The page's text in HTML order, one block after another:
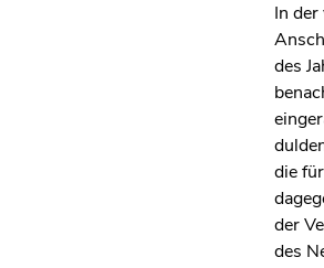
In
des
die
der
des